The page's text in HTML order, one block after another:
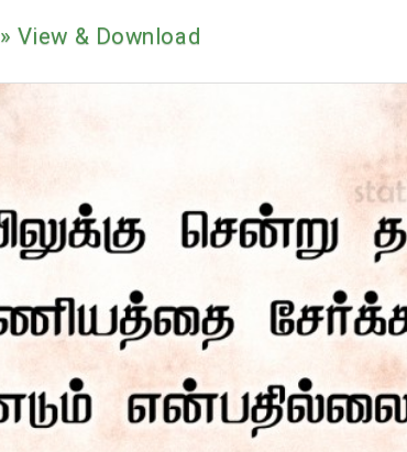
ஊக்கம் / உத்வேக பொன்மொழிகள்
காதல் பொன்மொழிகள்
மகிழ்ச்சி பொன்மொழிகள்
பொதுவான பொன்மொழிகள்
நட்பு பொன்மொழிகள்
» View & Download